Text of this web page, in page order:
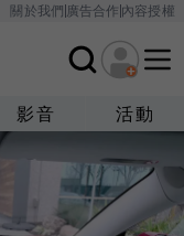
關於我們廣告合作內容授權
影音 活動